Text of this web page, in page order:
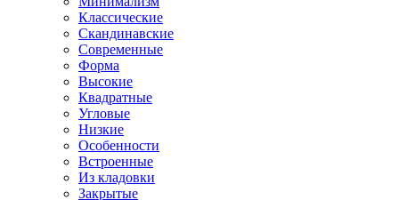
Классические
Скандинавские
Современные
Форма
Высокие
Квадратные
Угловые
Низкие
Особенности
Встроенные
Из кладовки
Закрытые